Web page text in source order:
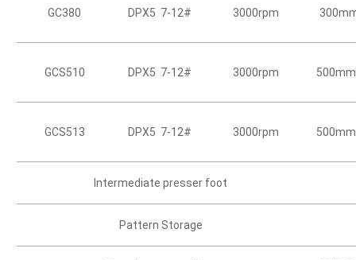
GC380 DPX5 7-12# 3000rpm
GCS510 DPX5 7-12# 3000rpm
GCS513 DPX5 7-12# 3000rpm
Intermediate presser foot
Pattern Storage